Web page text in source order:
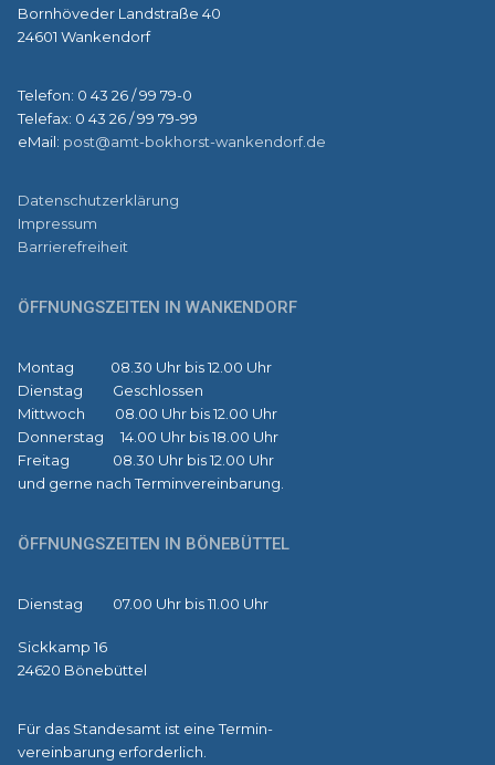
Bornhöveder Landstraße 40
24601 Wankendorf
Telefon: 0 43 26 / 99 79-0
Telefax: 0 43 26 / 99 79-99
eMail: post@amt-bokhorst-wankendorf.de
Datenschutzerklärung
Impressum
Barrierefreiheit
ÖFFNUNGSZEITEN IN WANKENDORF
Montag 08.30 Uhr bis 12.00 Uhr
Dienstag Geschlossen
Mittwoch 08.00 Uhr bis 12.00 Uhr
Donnerstag 14.00 Uhr bis 18.00 Uhr
Freitag 08.30 Uhr bis 12.00 Uhr
und gerne nach Terminvereinbarung.
ÖFFNUNGSZEITEN IN BÖNEBÜTTEL
Dienstag 07.00 Uhr bis 11.00 Uhr
Sickkamp 16
24620 Bönebüttel
Für das Standesamt ist eine Termin-
vereinbarung erforderlich.